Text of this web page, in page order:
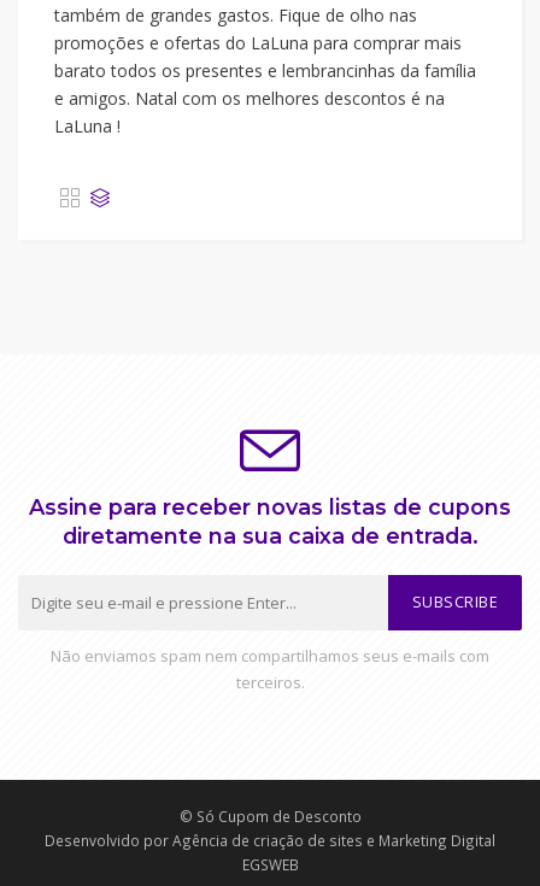
também de grandes gastos. Fique de olho nas
promoções e ofertas do LaLuna para comprar mais
barato todos os presentes e lembrancinhas da família
e amigos. Natal com os melhores descontos é na
LaLuna !
Assine para receber novas listas de cupons
diretamente na sua caixa de entrada.
SUBSCRIBE
Não enviamos spam nem compartilhamos seus e-mails com
terceiros.
© Só Cupom de Desconto
Desenvolvido porAgência de criação de sites e Marketing Digital
EGSWEB